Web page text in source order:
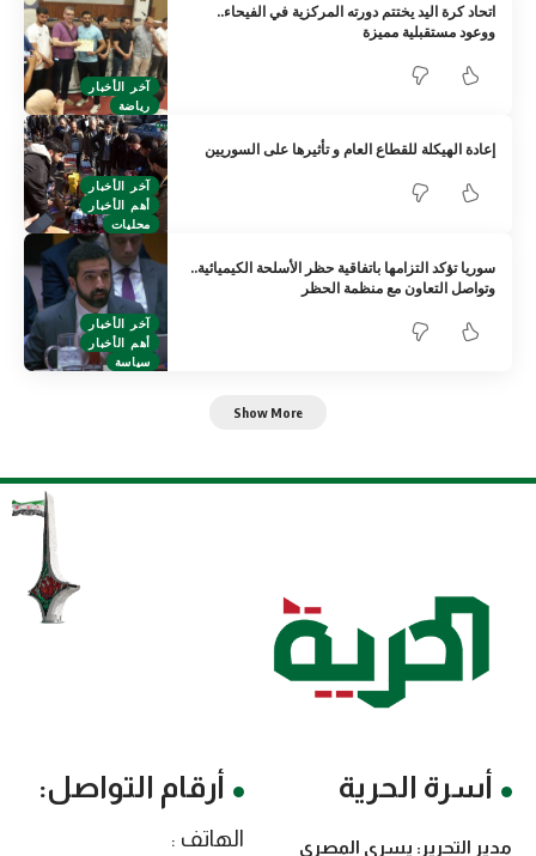
آخر الأخبار
رياضة
اتحاد كرة اليد يختتم دورته المركزية في الفيحاء..
ووعود مستقبلية مميزة
آخر الأخبار
أهم الأخبار
محليات
إعادة الهيكلة للقطاع العام و تأثيرها على السوريين
آخر الأخبار
أهم الأخبار
سياسة
سوريا تؤكد التزامها باتفاقية حظر الأسلحة الكيميائية..
وتواصل التعاون مع منظمة الحظر
Show More
أسرة الحرية
مدير التحرير: يسرى المصري
أرقام التواصل:
الهاتف :